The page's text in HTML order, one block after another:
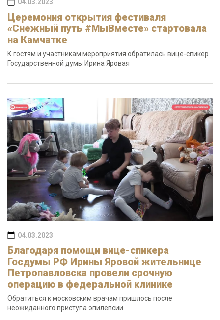
04.03.2023
Церемония открытия фестиваля
«Снежный путь #МыВместе» стартовала
на Камчатке
К гостям и участникам мероприятия обратилась вице-спикер
Государственной думы Ирина Яровая
04.03.2023
Благодаря помощи вице-спикера
Госдумы РФ Ирины Яровой жительнице
Петропавловска провели срочную
операцию в федеральной клинике
Обратиться к московским врачам пришлось после
неожиданного приступа эпилепсии.